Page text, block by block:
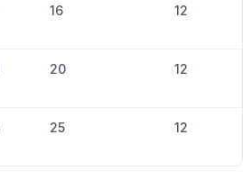
16 12
20 12
25 12